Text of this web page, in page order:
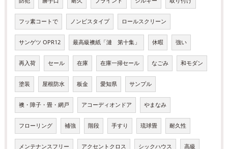
フッ素コートで ノンビスタイプ ロールスクリーン
サンゲツ OPR12 最高級襖紙「漣 第十集」 休暇 強い
再入荷 セール 在庫 在庫一掃セール なごみ 和モダン
塗装 屋根防水 板金 愛知県 サンプル
襖・障子・畳・網戸 アコーディオンドア やまなみ
フローリング 補強 階段 手すり 琉球畳 耐久性
メンテナンスフリー アクセントクロス シックハウス 高級